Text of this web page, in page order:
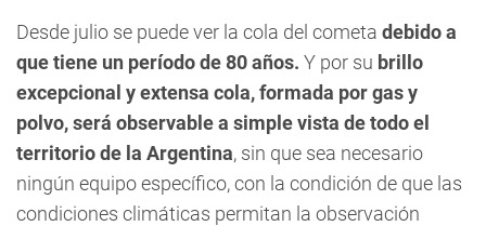
Desde julio se puede ver la cola del cometa debido a
que tiene un período de 80 años. Y por su brillo
excepcional y extensa cola, formada por gas y
polvo, será observable a simple vista de todo el
territorio de la Argentina, sin que sea necesario
ningún equipo específico, con la condición de que las
condiciones climáticas permitan la observación